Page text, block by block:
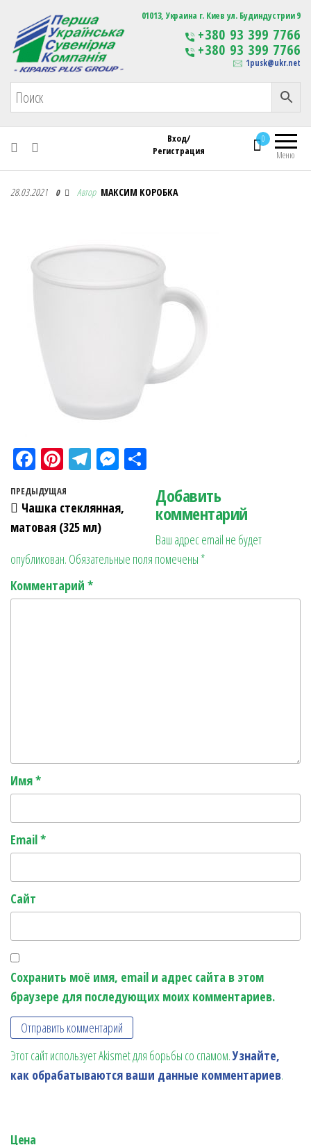
Первая Украинская Сувенирная Компания Изготовление
сувенирной продукции
с логотипом
01013, Украина г. Киев ул. Будиндустрии 9
+380 93 399 7766
+380 93 399 7766
1pusk@ukr.net
Меню
0
Вход/
Регистрация
Первая Украинская Сувенирная Компания
28.03.2021 0 Автор МАКСИМ КОРОБКА
Fa
ce
bo
ok
Pi
nt
er
es
t
Te
gr
a
M
se
r
ра
в
ит
ь
Навигация по записям
Предыдущая запись
ПРЕДЫДУЩАЯ
Чашка стеклянная,
матовая (325 мл)
Добавить
комментарий
Ваш адрес email не будет
опубликован. Обязательные поля помечены *
Комментарий *
Имя*
Email*
Сайт
Сохранить моё имя, email и адрес сайта в этом
браузере для последующих моих комментариев.
Этот сайт использует Akismet для борьбы со спамом.Узнайте,
как обрабатываются ваши данные комментариев.
Цена